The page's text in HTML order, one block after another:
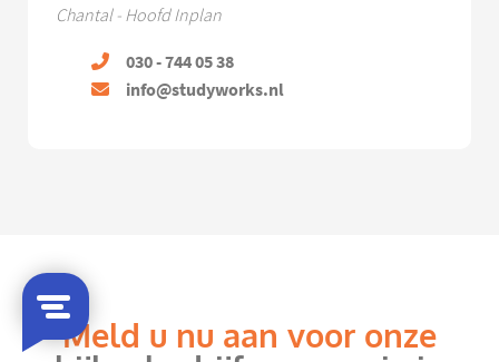
Chantal - Hoofd Inplan
030 - 744 05 38
info@studyworks.nl
Meld u nu aan voor onze